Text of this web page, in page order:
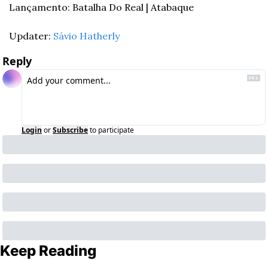
Lançamento: Batalha Do Real | Atabaque
Updater: Sávio Hatherly
Reply
Login orSubscribeto participate
Keep Reading